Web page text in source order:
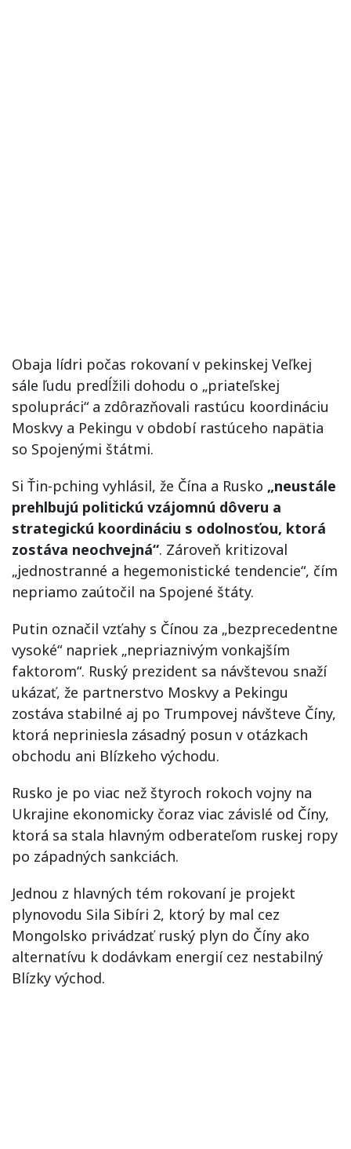
Obaja lídri počas rokovaní v pekinskej Veľkej
sále ľudu predĺžili dohodu o „priateľskej
spolupráci“ a zdôrazňovali rastúcu koordináciu
Moskvy a Pekingu v období rastúceho napätia
so Spojenými štátmi.
Si Ťin-pching vyhlásil, že Čína a Rusko „neustále
prehlbujú politickú vzájomnú dôveru a
strategickú koordináciu s odolnosťou, ktorá
zostáva neochvejná“. Zároveň kritizoval
„jednostranné a hegemonistické tendencie“, čím
nepriamo zaútočil na Spojené štáty.
Putin označil vzťahy s Čínou za „bezprecedentne
vysoké“ napriek „nepriaznivým vonkajším
faktorom“. Ruský prezident sa návštevou snaží
ukázať, že partnerstvo Moskvy a Pekingu
zostáva stabilné aj po Trumpovej návšteve Číny,
ktorá nepriniesla zásadný posun v otázkach
obchodu ani Blízkeho východu.
Rusko je po viac než štyroch rokoch vojny na
Ukrajine ekonomicky čoraz viac závislé od Číny,
ktorá sa stala hlavným odberateľom ruskej ropy
po západných sankciách.
Jednou z hlavných tém rokovaní je projekt
plynovodu Sila Sibíri 2, ktorý by mal cez
Mongolsko privádzať ruský plyn do Číny ako
alternatívu k dodávkam energií cez nestabilný
Blízky východ.